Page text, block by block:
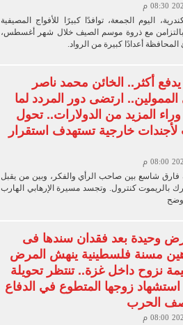
اليوم الجمعة، توافدًا كبيرًا للأفواج المصيفية
بالتزامن مع ذروة موسم الصيف خلال شهر أغسطس،
أعدادًا كبيرة من الرواد.
أكثر.. الخائن محمد ناصر
ارتضى دور المردد لما
المزيد من الدولارات.. تحول
خارجية تستهدف استقرار
فارق شاسع بين صاحب الرأي والفكر، وبين من يقبل
بالريموت كنترول. وتجسد مسيرة الإرهابي الهارب
وحيدة بعد فقدان سندها فى
مسنة فلسطينية ينهش المرض
نزوح داخل غزة.. تنتظر تحويلة
استشهاد زوجها المتطوع في الدفاع
الحرب